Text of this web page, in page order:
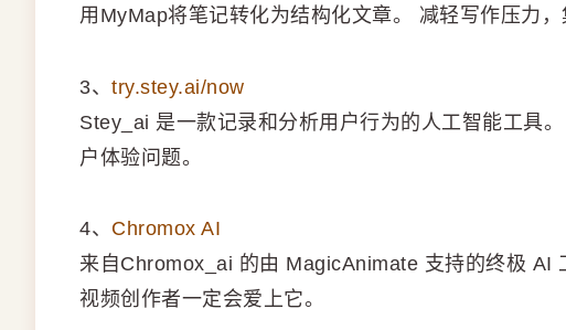
用MyMap将笔记转化为结构化文章。 减轻写作压力，
3、 try.stey.ai/now
Stey_ai 是一款记录和分析用户行为的人工智能工具
户体验问题。
4、 Chromox AI
来自Chromox_ai 的由 MagicAnimate 支持的终极 AI
视频创作者一定会爱上它。